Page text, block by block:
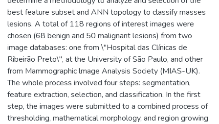
best feature subset and ANN topology to classify masses
lesions. A total of 118 regions of interest images were
chosen (68 benign and 50 malignant lesions) from two
image databases: one from \"Hospital das Clínicas de
Ribeirão Preto\", at the University of São Paulo, and other
from Mammographic lmage Analysis Society (MIAS-UK).
The whole process involved four steps: segmentation,
feature extraction, selection, and classification. In the first
step, the images were submitted to a combined process of
thresholding, mathematical morphology, and region growing